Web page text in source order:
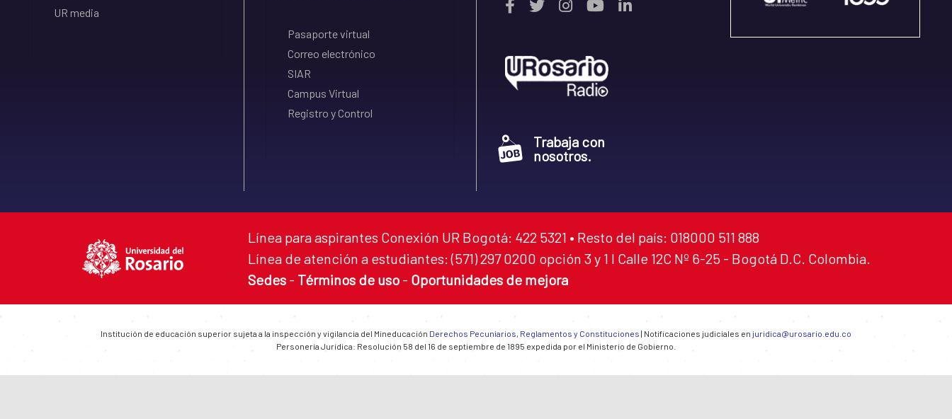
UR media
Pasaporte virtual
Correo electrónico
SIAR
Campus Virtual
Registro y Control
Trabaja con
nosotros.
Línea para aspirantes Conexión UR Bogotá: 422 5321 • Resto del país: 018000 511 888
Línea de atención a estudiantes: (571) 297 0200 opción 3 y 1 I Calle 12C Nº 6-25 - Bogotá D.C. Colombia.
Sedes - Términos de uso - Oportunidades de mejora
Institución de educación superior sujeta a la inspección y vigilancia del Mineducación Derechos Pecuniarios, Reglamentos y Constituciones | Notificaciones judiciales en juridica@urosario.edu.co
Personería Jurídica: Resolución 58 del 16 de septiembre de 1895 expedida por el Ministerio de Gobierno.